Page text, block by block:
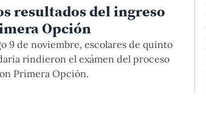
resultados del ingreso
Opción
9 de noviembre, escolares de quinto
rindieron el exámen del proceso
Primera Opción.